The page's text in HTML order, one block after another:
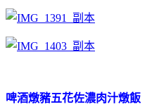
啤酒燉豬五花佐濃肉汁燉飯